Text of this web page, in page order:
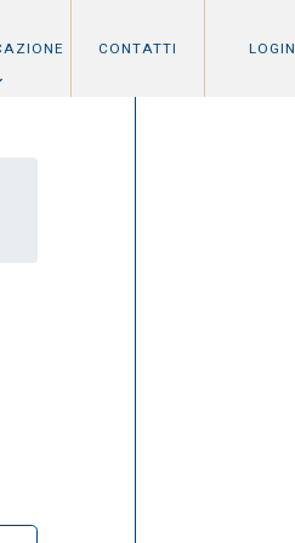
CONTATTI LOGIN